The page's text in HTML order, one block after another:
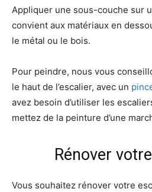
Appliquer une sous-couche sur
convient aux matériaux en
le métal ou le bois.
Pour peindre, nous vous
le haut de l’escalier, avec un
avez besoin d’utiliser les
mettez de la peinture d’une
Rénover
Vous souhaitez rénover votre